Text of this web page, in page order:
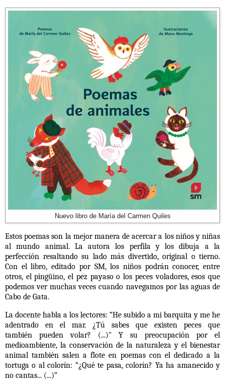
Nuevo libro de María del Carmen Quiles
Estos poemas son la mejor manera de acercar a los niños y niñas
al mundo animal. La autora los perfila y los dibuja a la
perfección resaltando su lado más divertido, original o tierno.
Con el libro, editado por SM, los niños podrán conocer, entre
otros, el pingüino, el pez payaso o los peces voladores, esos que
podemos ver muchas veces cuando navegamos por las aguas de
Cabo de Gata.
La docente habla a los lectores: “He subido a mi barquita y me he
adentrado en el mar. ¿Tú sabes que existen peces que
también pueden volar? (...)" Y su preocupación por el
medioambiente, la conservación de la naturaleza y el bienestar
animal también salen a flote en poemas con el dedicado a la
tortuga o al colorín: “¿Qué te pasa, colorín? Ya ha amanecido y
no cantas... (...)”